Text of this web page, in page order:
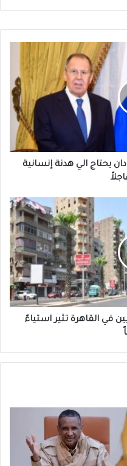
يحتاج الي هدنة إنسانية
القاهرة تثير استياءً